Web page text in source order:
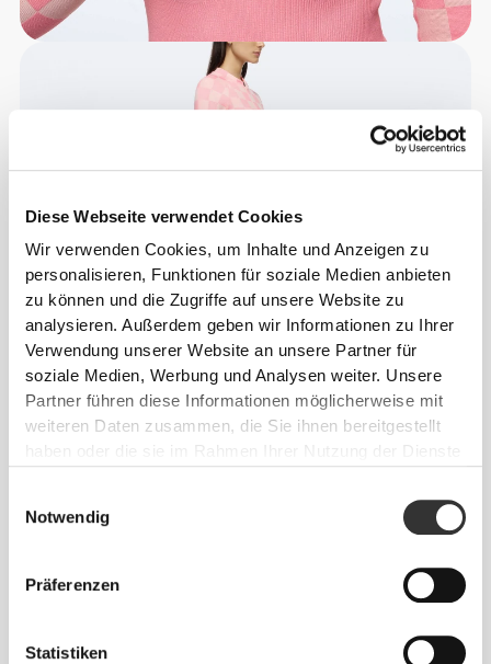
Diese Webseite verwendet Cookies
Wir verwenden Cookies, um Inhalte und Anzeigen zu
personalisieren, Funktionen für soziale Medien anbieten
zu können und die Zugriffe auf unsere Website zu
analysieren. Außerdem geben wir Informationen zu Ihrer
Verwendung unserer Website an unsere Partner für
soziale Medien, Werbung und Analysen weiter. Unsere
Partner führen diese Informationen möglicherweise mit
weiteren Daten zusammen, die Sie ihnen bereitgestellt
haben oder die sie im Rahmen Ihrer Nutzung der Dienste
Notwendig
Präferenzen
Statistiken